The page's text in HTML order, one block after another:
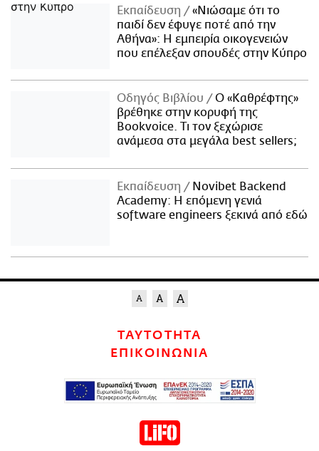
Εκπαίδευση
«Νιώσαμε ότι το
παιδί δεν έφυγε ποτέ από την
Αθήνα»: Η εμπειρία οικογενειών
που επέλεξαν σπουδές στην Κύπρο
Οδηγός Βιβλίου
Ο «Καθρέφτης»
βρέθηκε στην κορυφή της
Bookvoice. Τι τον ξεχώρισε
ανάμεσα στα μεγάλα best sellers;
Εκπαίδευση
Novibet Backend
Academy: Η επόμενη γενιά
software engineers ξεκινά από εδώ
ΤΑΥΤΟΤΗΤΑ
ΕΠΙΚΟΙΝΩΝΙΑ